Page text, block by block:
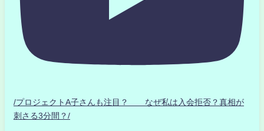
/プロジェクトA子さんも注目？ なぜ私は入会拒否？真相が
刺さる3分間？/